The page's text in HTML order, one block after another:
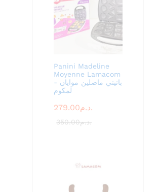
Panini Madeline
Moyenne Lamacom
- بانيني ماضلين موايان
لمكوم
279.00 د.م.
350.00 د.م.